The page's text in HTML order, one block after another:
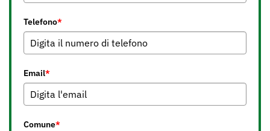
Telefono*
Email*
Comune*